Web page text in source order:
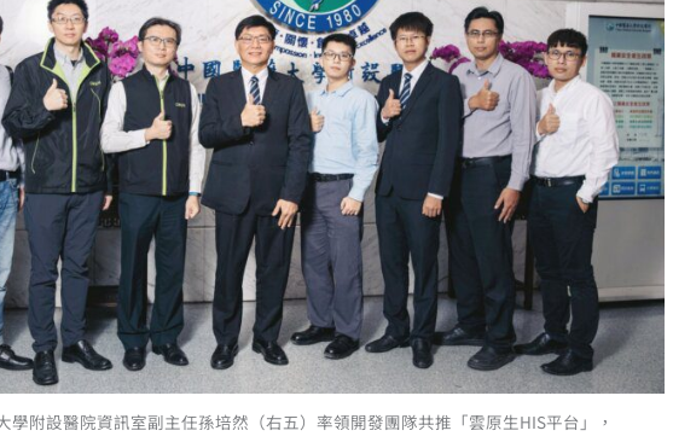
學附設醫院資訊室副主任孫培然（右五）率領開發團隊共推「雲原生HIS平台」，